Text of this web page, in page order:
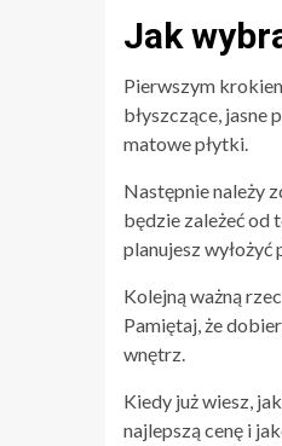
Jak
Pierwszym
błyszczące,
matowe płytki.
Następnie należy
będzie zależeć od
planujesz
Kolejną ważną
Pamiętaj, że
wnętrz.
Kiedy już wiesz,
najlepszą cenę i